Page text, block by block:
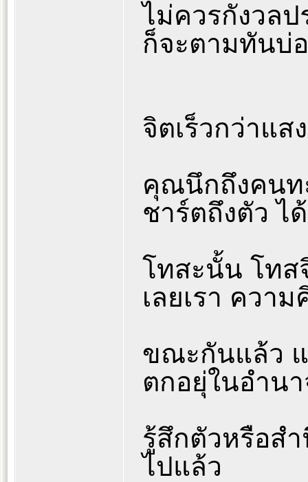
ไม่ควรกังวลป
ก็จะตามทันบ่
จิตเร็วกว่าแส
คุณนึกถึงคนท
ชาร์ตถึงตัว ไ
โทสะนั้น โทส
เลยเรา ควา
ขณะกันแล้ว แ
ตกอยุ่ในอำน
รู้สึกตัวหรือส
ไปแล้ว